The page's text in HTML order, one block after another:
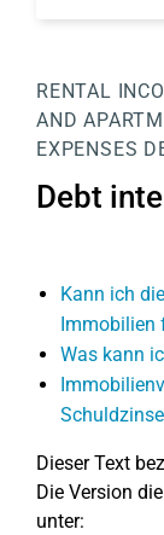
RENTAL
AND
EXPENSES
Debt
Kann ich
Immobilien
Was kann
Dieser Text
Die Version
unter: